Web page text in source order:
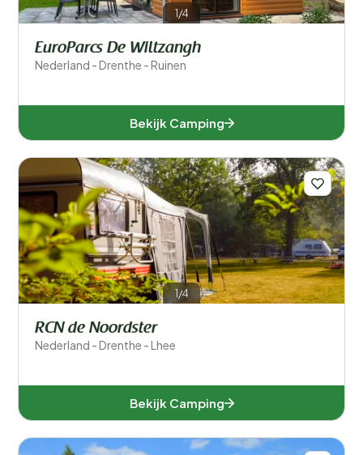
1/4
EuroParcs De Wiltzangh
Nederland - Drenthe - Ruinen
Bekijk Camping
1/4
RCN de Noordster
Nederland - Drenthe - Lhee
Bekijk Camping